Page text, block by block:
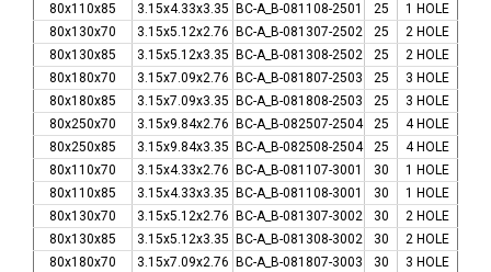
80x110x85
3.15x4.33x3.35 BC-A_B-081108-2501 25
1 HOLE
80x130x70
3.15x5.12x2.76 BC-A_B-081307-2502 25
2 HOLE
80x130x85
3.15x5.12x3.35 BC-A_B-081308-2502 25
2 HOLE
80x180x70
3.15x7.09x2.76 BC-A_B-081807-2503 25
3 HOLE
80x180x85
3.15x7.09x3.35 BC-A_B-081808-2503 25
3 HOLE
80x250x70
3.15x9.84x2.76 BC-A_B-082507-2504 25
4 HOLE
80x250x85
3.15x9.84x3.35 BC-A_B-082508-2504 25
4 HOLE
80x110x70
3.15x4.33x2.76 BC-A_B-081107-3001 30
1 HOLE
80x110x85
3.15x4.33x3.35 BC-A_B-081108-3001 30
1 HOLE
80x130x70
3.15x5.12x2.76 BC-A_B-081307-3002 30
2 HOLE
80x130x85
3.15x5.12x3.35 BC-A_B-081308-3002 30
2 HOLE
80x180x70
3.15x7.09x2.76 BC-A_B-081807-3003 30
3 HOLE